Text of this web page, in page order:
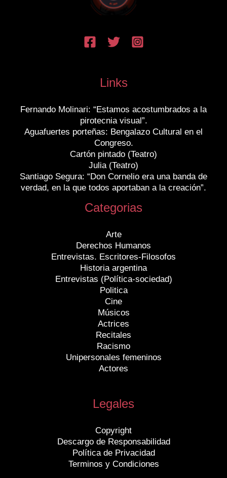
Links
Fernando Molinari: “Estamos acostumbrados a la
pirotecnia visual”.
Aguafuertes porteñas: Bengalazo Cultural en el
Congreso.
Cartón pintado (Teatro)
Julia (Teatro)
Santiago Segura: “Don Cornelio era una banda de
verdad, en la que todos aportaban a la creación”.
Categorias
Arte
Derechos Humanos
Entrevistas. Escritores-Filosofos
Historia argentina
Entrevistas (Política-sociedad)
Politica
Cine
Músicos
Actrices
Recitales
Racismo
Unipersonales femeninos
Actores
Legales
Copyright
Descargo de Responsabilidad
Política de Privacidad
Terminos y Condiciones